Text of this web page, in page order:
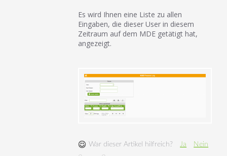
Es wird Ihnen eine Liste zu allen
Eingaben, die dieser User in diesem
Zeitraum auf dem MDE getätigt hat,
angezeigt.
War dieser Artikel hilfreich? Ja
Nein